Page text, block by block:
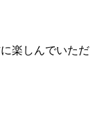
楽しんでいただ